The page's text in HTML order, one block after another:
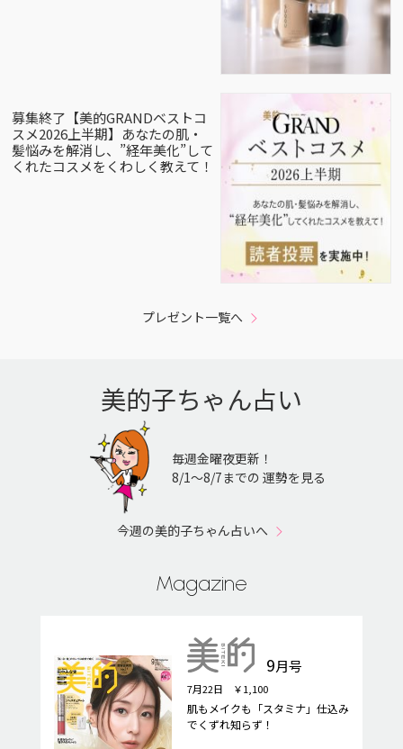
募集終了【美的GRANDベストコ
スメ2026上半期】あなたの肌・
髪悩みを解消し、”経年美化”して
くれたコスメをくわしく教えて！
プレゼント一覧へ
美的子ちゃん占い
毎週金曜夜更新！
8/1〜8/7までの 運勢を見る
今週の美的子ちゃん占いへ
Magazine
9月号
7月22日 ￥1,100
肌もメイクも「スタミナ」仕込み
でくずれ知らず！